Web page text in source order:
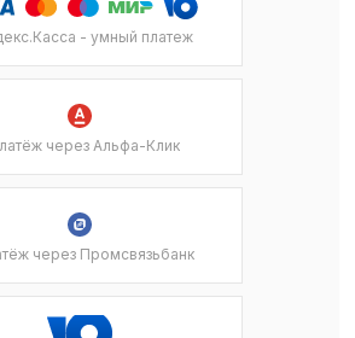
- умный платеж
через Альфа-Клик
через Промсвязьбанк